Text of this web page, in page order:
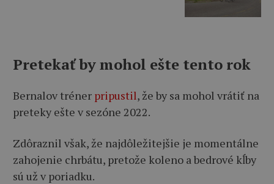
Pretekať by mohol ešte tento rok
Bernalov tréner pripustil, že by sa mohol vrátiť na
preteky ešte v sezóne 2022.
Zdôraznil však, že najdôležitejšie je momentálne
zahojenie chrbátu, pretože koleno a bedrové kĺby
sú už v poriadku.